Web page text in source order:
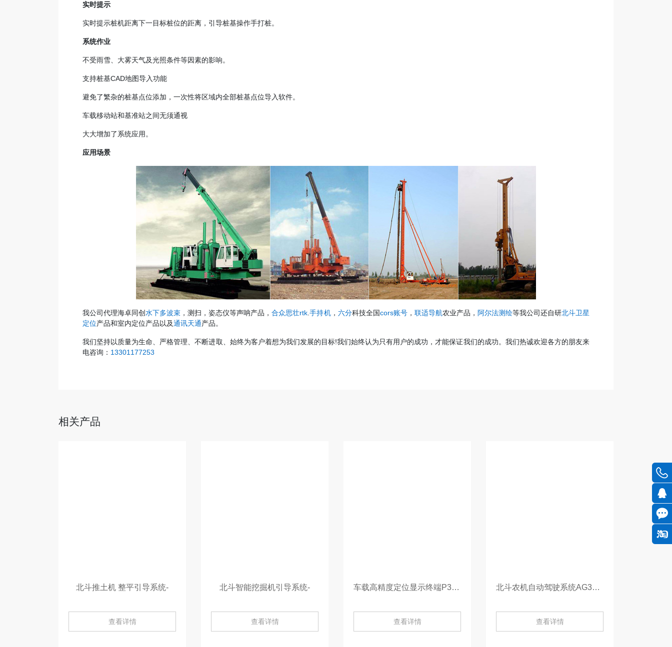
实时提示
实时提示桩机距离下一目标桩位的距离，引导桩基操作手打桩。
系统作业
不受雨雪、大雾天气及光照条件等因素的影响。
支持桩基CAD地图导入功能
避免了繁杂的桩基点位添加，一次性将区域内全部桩基点位导入软件。
车载移动站和基准站之间无须通视
大大增加了系统应用。
应用场景
我公司代理海卓同创水下多波束 ，测扫，姿态仪等声呐产品，合众思壮rtk .手持机， 六分科技全国cors账号， 联适导航农业产品， 阿尔法测绘等我公司还自研北斗卫星
定位产品和室内定位产品以及通讯天通产品。
我们坚持以质量为生命、严格管理、不断进取、始终为客户着想为我们发展的目标!我们始终认为只有用户的成功，才能保证我们的成功。我们热诚欢迎各方的朋友来
电咨询： 13301177253
相关产品
北斗推土机 整平引导系统-
查看详情
北斗智能挖掘机引导系统-
查看详情
车载高精度定位显示终端P300 Plus 平板-P300 Plus
查看详情
北斗农机自动驾驶系统AG360/ AG360 Pro-AG360/ AG360 Pro
查看详情